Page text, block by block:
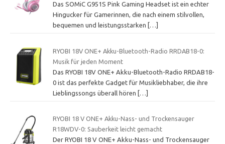
Das SOMiC G951S Pink Gaming Headset ist ein echter
Hingucker für Gamerinnen, die nach einem stilvollen,
bequemen und leistungsstarken
[…]
RYOBI 18V ONE+ Akku-Bluetooth-Radio RRDAB18-0:
Musik für jeden Moment
Das RYOBI 18V ONE+ Akku-Bluetooth-Radio RRDAB18-
0 ist das perfekte Gadget für Musikliebhaber, die ihre
Lieblingssongs überall hören […]
RYOBI 18 V ONE+ Akku-Nass- und Trockensauger
R18WDV-0: Sauberkeit leicht gemacht
Der RYOBI 18 V ONE+ Akku-Nass- und Trockensauger